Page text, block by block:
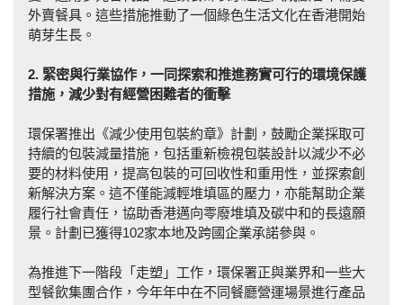
外賣餐具。這些措施推動了一個綠色生活文化在香港開始
萌芽生長。
2. 緊密與行業協作，一同探索和推進務實可行的環境保護
措施，減少對有經營困難者的衝擊
環保署推出《減少使用包裝約章》計劃，鼓勵企業採取可
持續的包裝減量措施，包括重新檢視包裝設計以減少不必
要的材料使用，提高包裝的可回收性和重用性，並探索創
新解決方案。這不僅能減輕堆填區的壓力，亦能幫助企業
履行社會責任，協助香港邁向零廢堆填及碳中和的長遠願
景。計劃已獲得102家本地及跨國企業承諾參與。
為推進下一階段「走塑」工作，環保署正與業界和一些大
型餐飲集團合作，今年年中在不同餐廳營運場景進行產品